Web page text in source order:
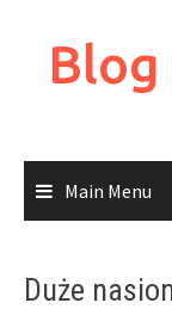
content
Main Menu
Duże